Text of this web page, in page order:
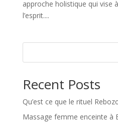
approche holistique qui vise
l’esprit....
Recent Posts
Qu’est ce que le rituel
Massage femme enceinte à